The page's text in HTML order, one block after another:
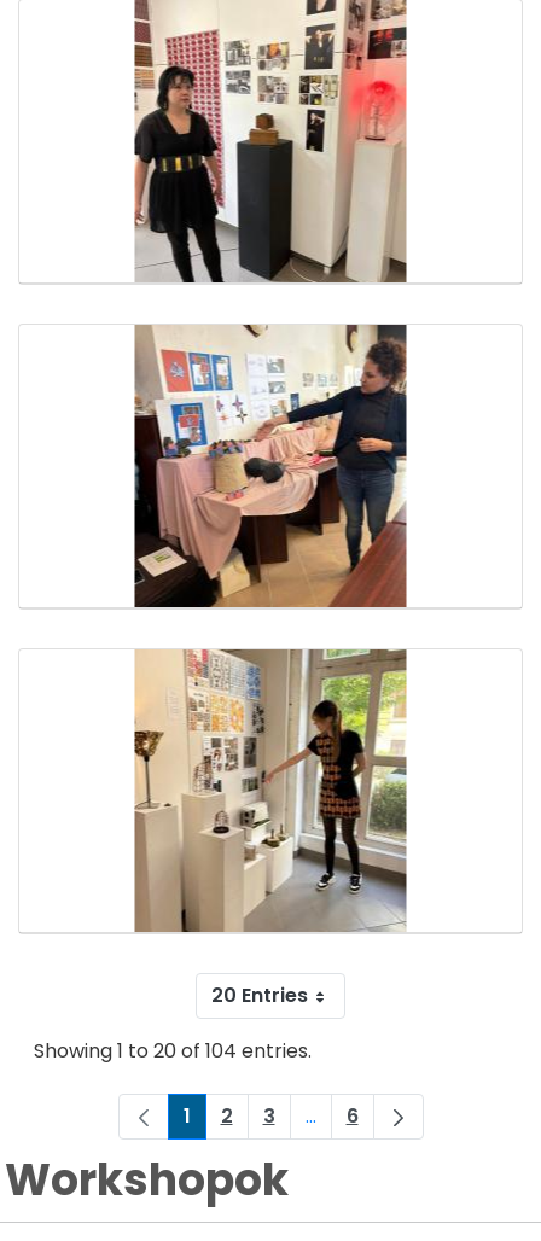
20 Entries
Showing 1 to 20 of 104 entries.
Page
1 Page
2 Page
3 ...Intermediate Pages
Page
6
Workshopok